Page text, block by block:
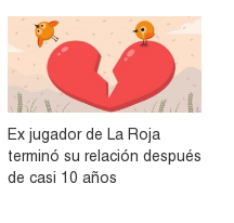
Ex jugador de La Roja
terminó su relación después
de casi 10 años